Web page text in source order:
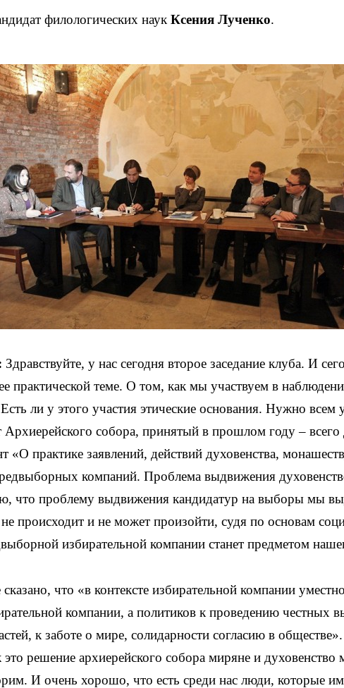
филологических наук Ксения Лученко.
Здравствуйте, у нас сегодня второе заседание клуба. И
практической теме. О том, как мы участвуем в
ли у этого участия этические основания. Нужно всем
Архиерейского собора, принятый в прошлом году – всего
«О практике заявлений, действий духовенства,
компаний. Проблема выдвижения
что проблему выдвижения кандидатур на выборы мы
происходит и не может произойти, судя по основам
избирательной компании станет предметом
что «в контексте избирательной компании
компании, а политиков к проведению честных
к заботе о мире, солидарности согласию в
решение архиерейского собора миряне и духовенство
И очень хорошо, что есть среди нас люди, которые